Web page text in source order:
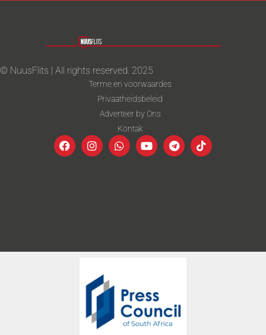
© NuusFlits | All rights reserved. 2025
Terme en voorwaardes
Privaatheidsbeleid
Adverteer by Ons
Kontak